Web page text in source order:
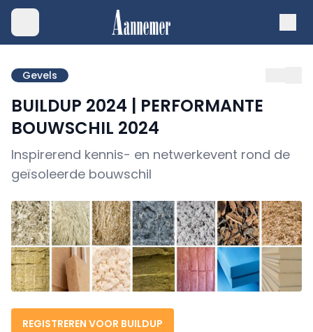
Gevels
BUILDUP 2024 | PERFORMANTE
BOUWSCHIL 2024
Inspirerend kennis- en netwerkevent rond de
geïsoleerde bouwschil
REGISTREREN VOOR BUILDUP